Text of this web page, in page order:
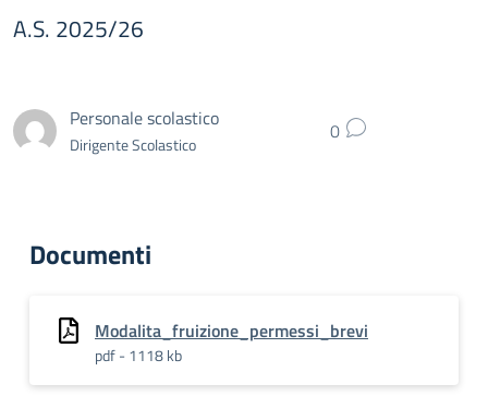
A.S. 2025/26
Personale scolastico
Dirigente Scolastico 0
Documenti
Modalita_fruizione_permessi_brevi
pdf - 1118 kb